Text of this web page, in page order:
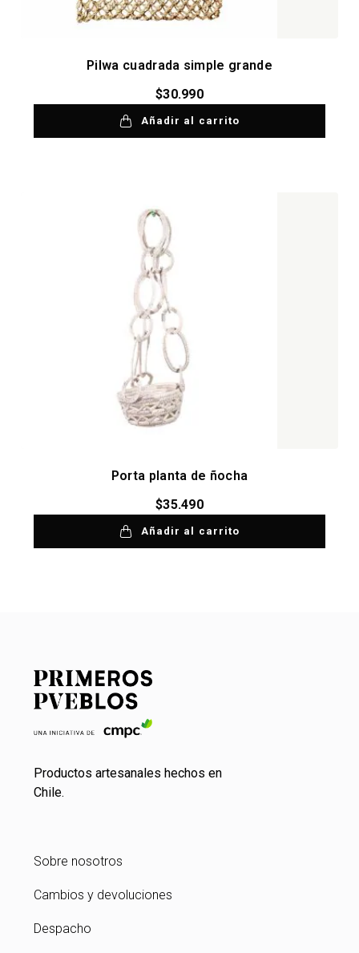
Pilwa cuadrada simple grande
$30.990
Añadir al carrito
Porta planta de ñocha
$35.490
Añadir al carrito
Productos artesanales hechos en
Chile.
Sobre nosotros
Cambios y devoluciones
Despacho